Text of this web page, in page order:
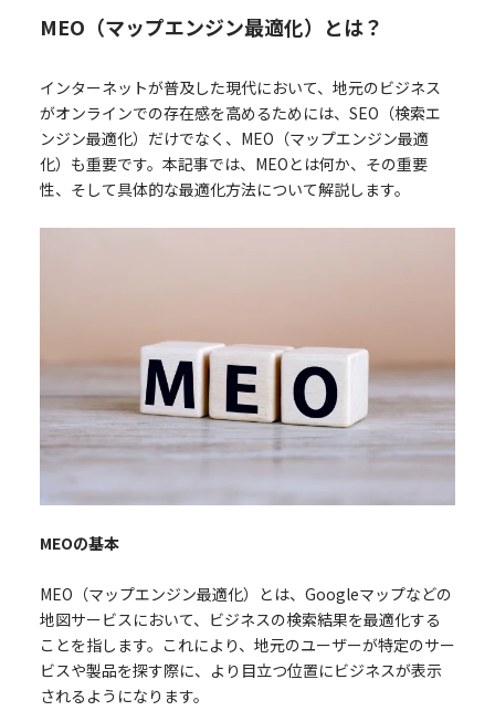
MEO（マップエンジン最適化）とは？
インターネットが普及した現代において、地元のビジネス
がオンラインでの存在感を高めるためには、SEO（検索エ
ンジン最適化）だけでなく、MEO（マップエンジン最適
化）も重要です。本記事では、MEOとは何か、その重要
性、そして具体的な最適化方法について解説します。
MEOの基本
MEO（マップエンジン最適化）とは、Googleマップなどの
地図サービスにおいて、ビジネスの検索結果を最適化する
ことを指します。これにより、地元のユーザーが特定のサー
ビスや製品を探す際に、より目立つ位置にビジネスが表示
されるようになります。